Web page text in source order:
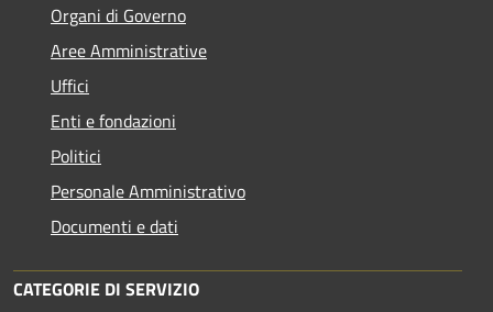
Organi di Governo
Aree Amministrative
Uffici
Enti e fondazioni
Politici
Personale Amministrativo
Documenti e dati
CATEGORIE DI SERVIZIO